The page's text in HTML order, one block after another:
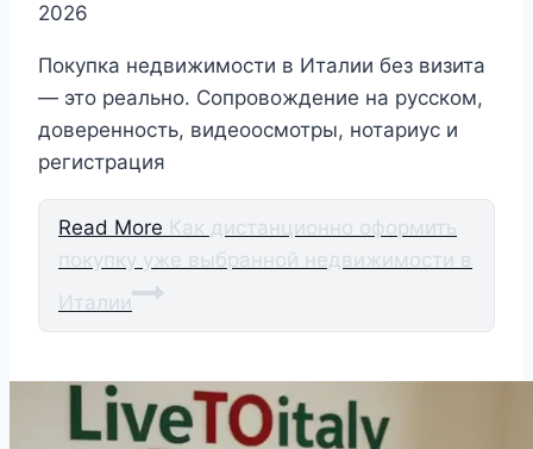
2026
Покупка недвижимости в Италии без визита
— это реально. Сопровождение на русском,
доверенность, видеоосмотры, нотариус и
регистрация
Read More Как дистанционно оформить
покупку уже выбранной недвижимости в
Италии